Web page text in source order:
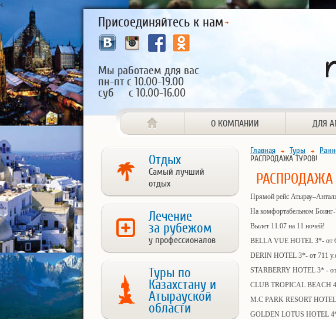
<
Присоединяйтесь к нам
Мы работаем для вас
пн-пт с 10.00-19.00
суб с 10.00-16.00
О КОМПАНИИ ДЛЯ
Отдых
Самый лучший
отдых
Лечение
за рубежом
у профессионалов
Туры по
Казахстану и
Атырауской
области
Главная Туры
РАСПРОДАЖА ТУРОВ!
РАСПРОДАЖА
Прямой рейс
На комфортабельном
Вылет 11.07 на 11 ночей!
BELLA VUE HOTEL 3*- от
DERIN HOTEL 3*- от 711
STARBERRY HOTEL 3* - от
CLUB TROPICAL BEACH
M.C PARK RESORT
GOLDEN LOTUS HOTEL